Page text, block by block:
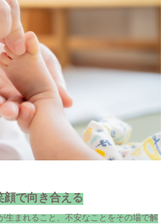
顔で向き合える
生まれること、不安なことをその場で解